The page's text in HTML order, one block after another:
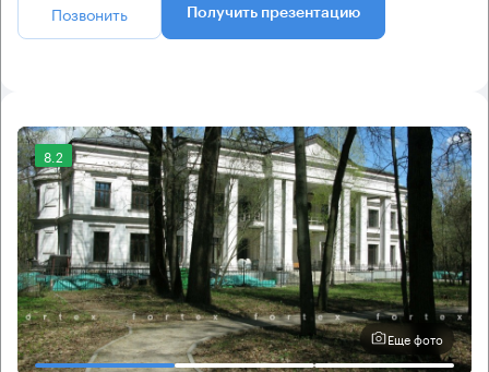
Позвонить Получить презентацию
8.2
Еще фото